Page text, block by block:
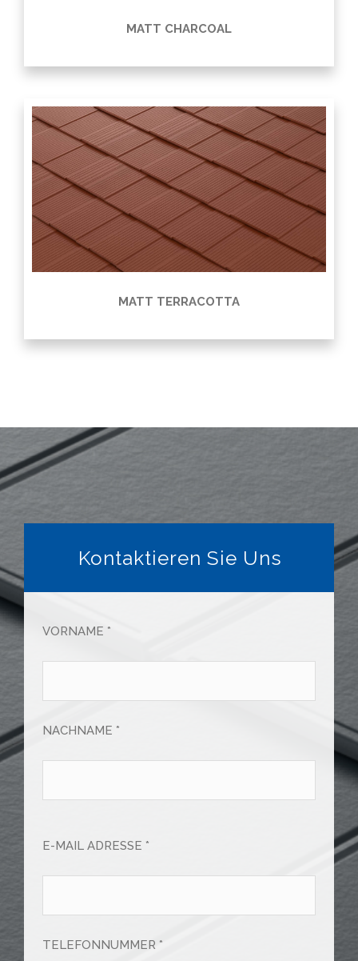
MATT CHARCOAL
MATT TERRACOTTA
Kontaktieren Sie Uns
VORNAME *
NACHNAME *
E-MAIL ADRESSE *
TELEFONNUMMER *